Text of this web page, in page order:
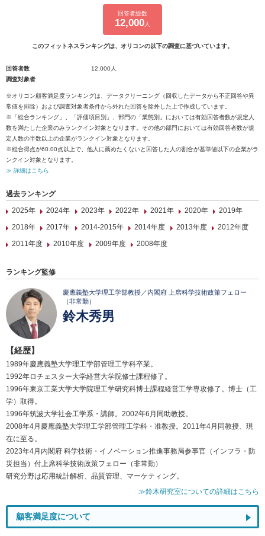
回答者総数
12,000 人
このフィットネスランキングは、オリコンの以下の調査に基づいています。
回答者数
12,000人
調査対象者
※オリコン顧客満足度ランキングは、データクリーニング（回収したデータから不正回答や異
常値を排除）および調査対象者条件から外れた回答を除外した上で作成しています。
※「総合ランキング」、「評価項目別」、部門の「業態別」においては有効回答者数が規定人
数を満たした企業のみランクイン対象となります。その他の部門においては有効回答者数が規
定人数の半数以上の企業がランクイン対象となります。
※総合得点が60.00点以上で、他人に薦めたくないと回答した人の割合が基準値以下の企業がラ
ンクイン対象となります。
≫ 詳細はこちら
過去ランキング
2025年
2024年 2023年 2022年 2021年 2020年
2019年
2018年
2017年 2014-2015年 2014年度 2013年度
2012年度
2011年度
2010年度 2009年度 2008年度
ランキング監修
慶應義塾大学理工学部教授／内閣府 上席科学技術政策フェロー
（非常勤）
鈴木秀男
【経歴】
1989年慶應義塾大学理工学部管理工学科卒業。
1992年ロチェスター大学経営大学院修士課程修了。
1996年東京工業大学大学院理工学研究科博士課程経営工学専攻修了。博士（工
学）取得。
1996年筑波大学社会工学系・講師。2002年6月同助教授。
2008年4月慶應義塾大学理工学部管理工学科・准教授。2011年4月同教授、現
在に至る。
2023年4月内閣府 科学技術・イノベーション推進事務局参事官（インフラ・防
災担当）付上席科学技術政策フェロー（非常勤）
研究分野は応用統計解析、品質管理、マーケティング。
≫鈴木研究室についての詳細はこちら
顧客満足度について